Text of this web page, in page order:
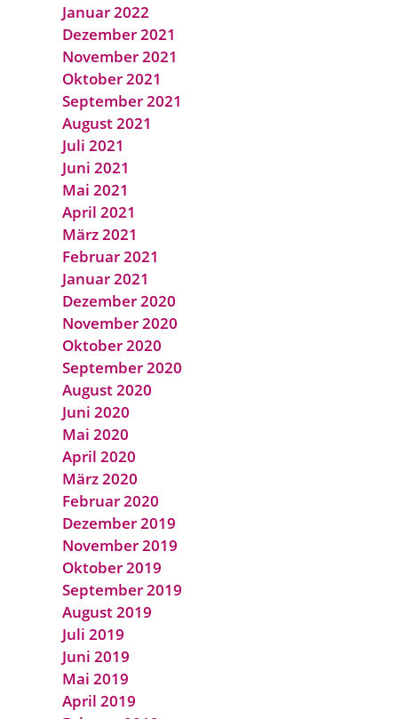
Januar 2022
Dezember 2021
November 2021
Oktober 2021
September 2021
August 2021
Juli 2021
Juni 2021
Mai 2021
April 2021
März 2021
Februar 2021
Januar 2021
Dezember 2020
November 2020
Oktober 2020
September 2020
August 2020
Juni 2020
Mai 2020
April 2020
März 2020
Februar 2020
Dezember 2019
November 2019
Oktober 2019
September 2019
August 2019
Juli 2019
Juni 2019
Mai 2019
April 2019